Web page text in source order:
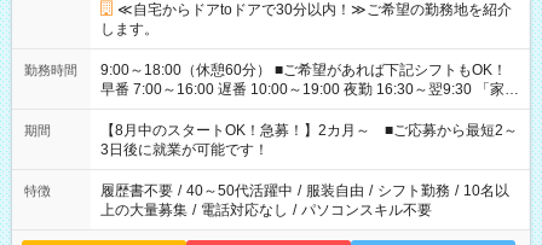
≪自宅からドアtoドアで30分以内！≫ご希望の勤務地を紹介
します。
勤務時間
9:00～18:00（休憩60分） ■ご希望があれば下記シフトもOK！
早番 7:00～16:00 遅番 10:00～19:00 夜勤 16:30～翌9:30 「家族
と休みを合わせたい」 「余裕を持って夕飯の準備がしたい」
「できれば残業はしたくない」 など、ご希望を教えてください
ね。 ※Wワーク希望の方へ 今ご覧のお仕事で希望する勤務時間
と、もう1つのお仕事の勤務時間。 合計で週40時間を超える場
合は応募できません。
期間
【8月中のスタートOK！急募！】2カ月～ ■ご応募から最短2～
3日後に就業が可能です！
特徴 履歴書不要 / 40～50代活躍中 / 服装自由 / シフト勤務 / 10名以
上の大量募集 / 電話対応なし / パソコンスキル不要